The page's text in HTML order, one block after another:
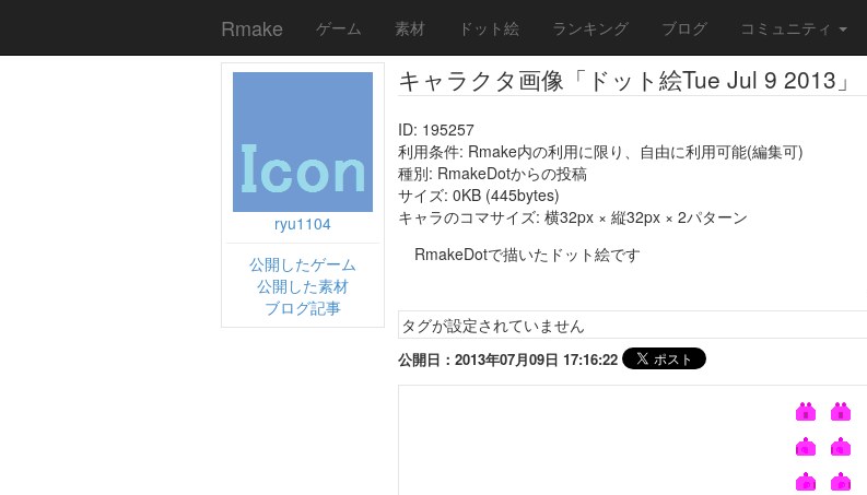
Rmake ゲーム 素材 ドット絵 ランキング ブログ コミュニティ
ryu1104
公開したゲーム
公開した素材
ブログ記事
キャラクタ画像「ドット絵Tue Jul 9 2013」
ID: 195257
利用条件: Rmake内の利用に限り、自由に利用可能(編集可)
種別: RmakeDotからの投稿
サイズ: 0KB (445bytes)
キャラのコマサイズ: 横32px × 縦32px × 2パターン
RmakeDotで描いたドット絵です
タグが設定されていません
公開日：2013年07月09日 17:16:22